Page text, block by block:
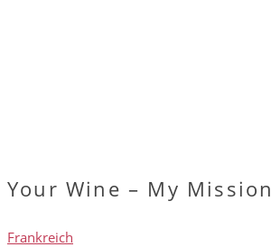
Your Wine – My Mission
Frankreich